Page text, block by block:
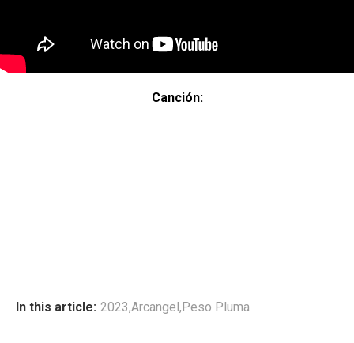
Canción:
In this article: 2023,Arcangel,Peso Pluma